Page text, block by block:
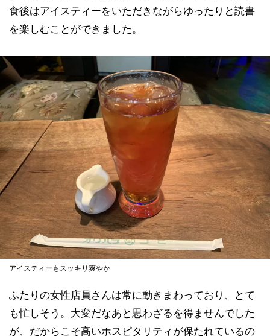
食後はアイスティーをいただきながらゆったりと読書
を楽しむことができました。
アイスティーもスッキリ爽やか
ふたりの女性店員さんは常に動きまわっており、とて
も忙しそう。大変だなあと思わざるを得ませんでした
が、だからこそ高いホスピタリティが保たれているの